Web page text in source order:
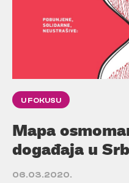
U FOKUSU
Mapa
događaja u
06.03.2020.